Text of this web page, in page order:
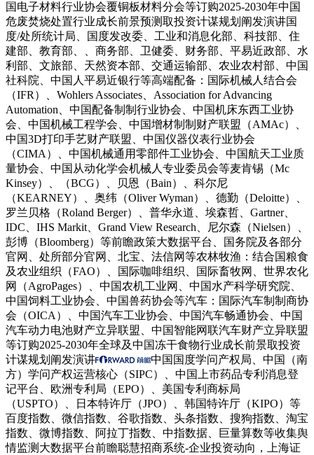
国电子材料行业协会覆铜板材料分会等订购2025-2030年中国
危废焚烧处置行业成长前景预测取投资计谋规划阐发演讲国
度/处所统计局、国度发改委、工业和消息化部、科技部、住
建部、教育部、、商务部、卫健委、财务部、平易近政部、水
利部、文旅部、天然资本部、交通运输部、农业农村部、中国
社科院、中国人平易近银行等高端配备：国际机械人结合会
（IFR）、Wohlers Associates、Association for Advancing
Automation、中国配备制制行业协会、中国机床东西工业协
会、中国机械工程学会、中国增材制制财产联盟（AMAc）、
中国3D打印手艺财产联盟、中国仪器仪表行业协会
（CIMA）、中国机械通用零部件工业协会、中国航天工业质
量协会、中国从动化学会机械人专业委员会等麦肯锡（Mc
Kinsey）、（BCG）、贝恩（Bain）、科尔尼
（KEARNEY）、奥纬（Oliver Wyman）、德勤（Deloitte）、
罗兰贝格（Roland Berger）、普华永道、埃森哲、Gartner、
IDC、IHS Markit、Grand View Research、尼尔森（Nielsen）、
彭博（Bloomberg）等前瞻政策大数据平台、国务院及各部分
官网、处所部分官网、北宝、法信网等农林牧渔：结合国粮食
及农业组织（FAO）、国际咖啡组织、国际畜牧网、世界农化
网（AgroPages）、中国农机工业网、中国水产科学研究院、
中国饲料工业协会、中国兽药协会等汽车：国际汽车制制商协
会（OICA）、中国汽车工业协会、中国汽车畅通协会、中国
汽车动力电池财产立异联盟、中国智能网联汽车财产立异联盟
等订购2025-2030年全球及中国冻干食物行业成长前景取投资
计谋规划阐发演讲
中国国度学问产权局、中国（南
方）学问产权运营核心（SIPC）、中国上市药品专利消息登
记平台、欧洲专利局（EPO）、美国专利商标局
（USPTO）、日本特许厅（JPO）、韩国特许厅（KIPO）等
百度指数、微信指数、谷歌指数、头条指数、搜狗指数、淘宝
指数、微博指数、阿拉丁指数、中指数据、巨量算数等收集舆
情监测大数据平台前瞻聪慧招商系统-企业投资动向，上海证